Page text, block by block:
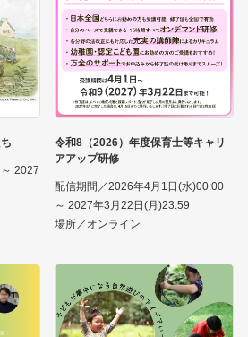
2027
令和8（2026）年度保育士等キャリ
アアップ研修
配信期間／2026年4月1日(水)00:00
～ 2027年3月22日(月)23:59
場所／オンライン